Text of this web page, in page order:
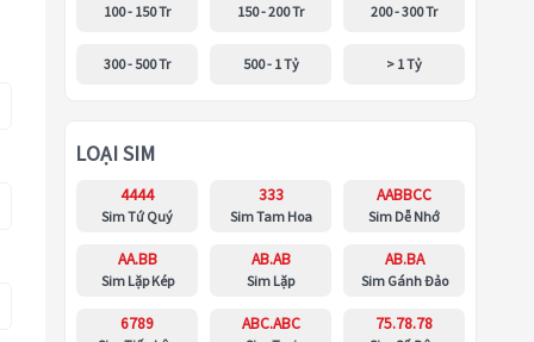
100 - 150 Tr 150 - 200 Tr 200 - 300 Tr
300 - 500 Tr 500 - 1 Tỷ > 1 Tỷ
LOẠI SIM
4444
Sim Tứ Quý
333
Sim Tam Hoa
AABBCC
Sim Dễ Nhớ
AA.BB
Sim Lặp Kép
AB.AB
Sim Lặp
AB.BA
Sim Gánh Đảo
6789 ABC.ABC 75.78.78